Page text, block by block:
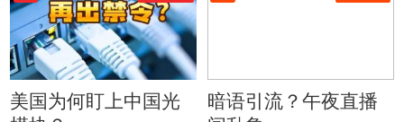
美国为何盯上中国光
暗语引流？午夜直播